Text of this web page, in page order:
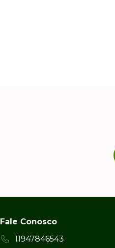
Fale Conosco
11947846543